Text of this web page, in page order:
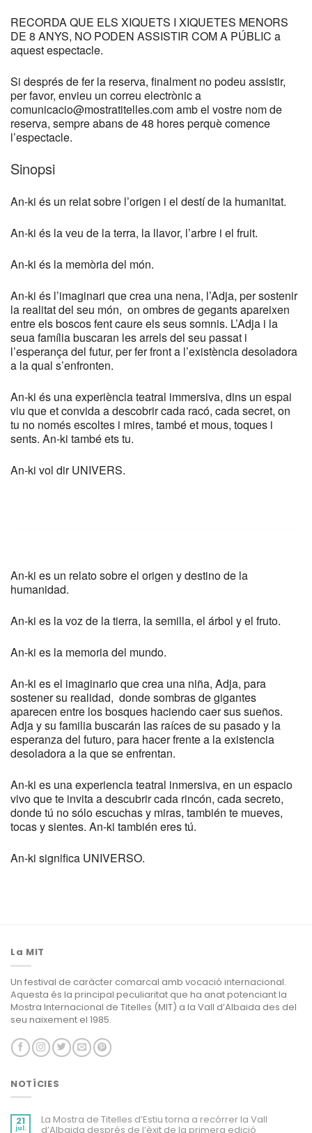
RECORDA QUE ELS XIQUETS I XIQUETES MENORS
DE 8 ANYS, NO PODEN ASSISTIR COM A PÚBLIC a
aquest espectacle.
Si després de fer la reserva, finalment no podeu assistir,
per favor, envieu un correu electrònic a
comunicacio@mostratitelles.com amb el vostre nom de
reserva, sempre abans de 48 hores perquè comence
l’espectacle.
Sinopsi
An-ki és un relat sobre l’origen i el destí de la humanitat.
An-ki és la veu de la terra, la llavor, l’arbre i el fruit.
An-ki és la memòria del món.
An-ki és l’imaginari que crea una nena, l’Adja, per sostenir
la realitat del seu món, on ombres de gegants apareixen
entre els boscos fent caure els seus somnis. L’Adja i la
seua família buscaran les arrels del seu passat i
l’esperança del futur, per fer front a l’existència desoladora
a la qual s’enfronten.
An-ki és una experiència teatral immersiva, dins un espai
viu que et convida a descobrir cada racó, cada secret, on
tu no només escoltes i mires, també et mous, toques i
sents. An-ki també ets tu.
An-ki vol dir UNIVERS.
An-ki es un relato sobre el origen y destino de la
humanidad.
An-ki es la voz de la tierra, la semilla, el árbol y el fruto.
An-ki es la memoria del mundo.
An-ki es el imaginario que crea una niña, Adja, para
sostener su realidad, donde sombras de gigantes
aparecen entre los bosques haciendo caer sus sueños.
Adja y su familia buscarán las raíces de su pasado y la
esperanza del futuro, para hacer frente a la existencia
desoladora a la que se enfrentan.
An-ki es una experiencia teatral inmersiva, en un espacio
vivo que te invita a descubrir cada rincón, cada secreto,
donde tú no sólo escuchas y miras, también te mueves,
tocas y sientes. An-ki también eres tú.
An-ki significa UNIVERSO.
La MIT
Un festival de caràcter comarcal amb vocació internacional.
Aquesta és la principal peculiaritat que ha anat potenciant la
Mostra Internacional de Titelles (MIT) a la Vall d’Albaida des del
seu naixement el 1985.
NOTÍCIES
21
jul.
La Mostra de Titelles d’Estiu torna a recórrer la Vall
d’Albaida després de l’èxit de la primera edició